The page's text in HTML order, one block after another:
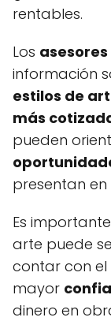
rentables.
Los
información
estilos de
más
pueden
presentan
Es
arte puede
contar con
mayor
dinero en